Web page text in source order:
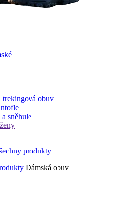
trekingová obuv
sněhule
Dámská obuv